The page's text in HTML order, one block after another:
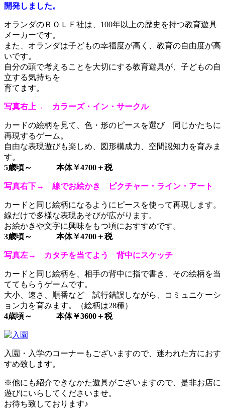
開発しました。
オランダのＲＯＬＦ社は、100年以上の歴史を持つ教育遊具
メーカーです。
また、オランダは子どもの幸福度が高く、教育の自由度が高
いです。
自分の頭で考えることを大切にする教育遊具が、子どもの自
立する気持ちを
育てます。
写真右上→ カラーズ・イン・サークル
カードの絵柄を見て、色・形のピースを選び 同じかたちに
再現するゲーム。
自由な表現遊びも楽しめ、図形構成力、空間認知力を育みま
す。
5歳頃～ 本体￥4700＋税
写真右下→ 線でお絵かき ピクチャー・ライン・アート
カードと同じ絵柄になるようにピースを使って再現します。
線だけで多様な表現あそびが広がります。
お絵かきや文字に興味をもつ頃におすすめです。
3歳頃～ 本体￥4700＋税
写真左→ カタチを当てよう 背中にスケッチ
カードと同じ絵柄を、相手の背中に指で書き、その絵柄を当
ててもらうゲームです。
大小、速さ、順番など 試行錯誤しながら、コミュニケーシ
ョン力を育みます。（絵柄は28種）
4歳頃～ 本体￥3600＋税
入園・入学のコーナーもございますので、迷われた方におす
すめ致します。
※他にも紹介できなかた遊具がございますので、是非お店に
遊びにいらしてくださいませ。
お待ち致しております♪